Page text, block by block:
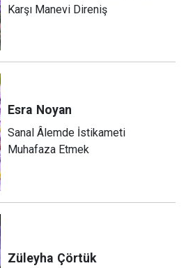
Karşı Manevi Direniş
Esra Noyan
Sanal Âlemde İstikameti
Muhafaza Etmek
Züleyha Çörtük